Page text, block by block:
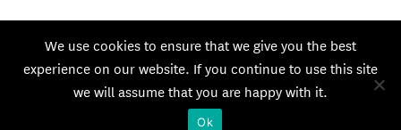
© 2026 GEG. Todos los derechos reservados.
We use cookies to ensure that we give you the best
experience on our website. If you continue to use this site
we will assume that you are happy with it.
Ok